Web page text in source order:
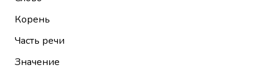
Корень
Часть речи
Значение